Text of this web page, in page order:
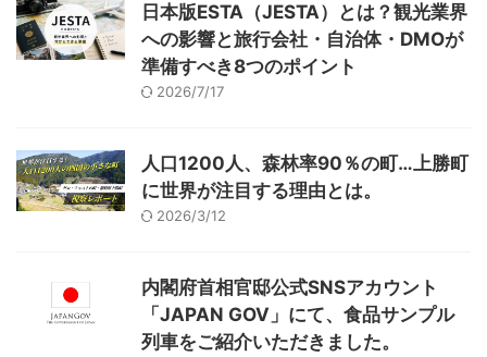
日本版ESTA（JESTA）とは？観光業界
への影響と旅行会社・自治体・DMOが
準備すべき8つのポイント
2026/7/17
人口1200人、森林率90％の町…上勝町
に世界が注目する理由とは。
2026/3/12
内閣府首相官邸公式SNSアカウント
「JAPAN GOV」にて、食品サンプル
列車をご紹介いただきました。